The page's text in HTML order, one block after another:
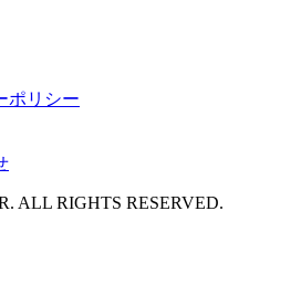
ポリシー
ALL RIGHTS RESERVED.